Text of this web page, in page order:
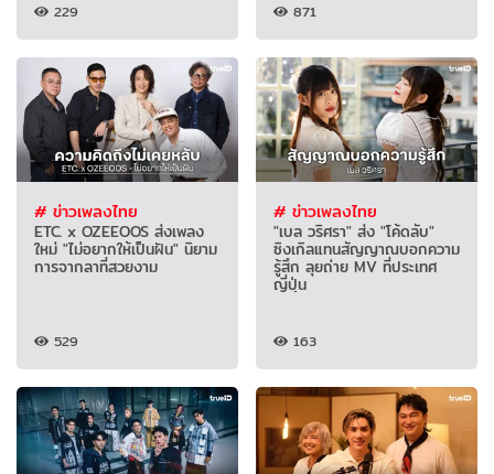
229 871
# ข่าวเพลงไทย
ETC. x OZEEOOS ส่งเพลง
ใหม่ "ไม่อยากให้เป็นฝัน" นิยาม
การจากลาที่สวยงาม
529
# ข่าวเพลงไทย
"เบล วริศรา" ส่ง "โค้ดลับ"
ซิงเกิลแทนสัญญาณบอกความ
รู้สึก ลุยถ่าย MV ที่ประเทศ
ญี่ปุ่น
163